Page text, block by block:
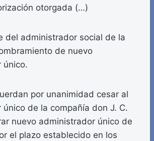
otorgada (…)
administrador social de la
de nuevo
único.
por unanimidad cesar al
de la compañía don J. C.
nuevo administrador único de
el plazo establecido en los